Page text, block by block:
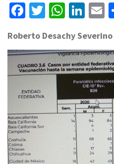
Facebook
Twitter
Roberto Desachy Severino